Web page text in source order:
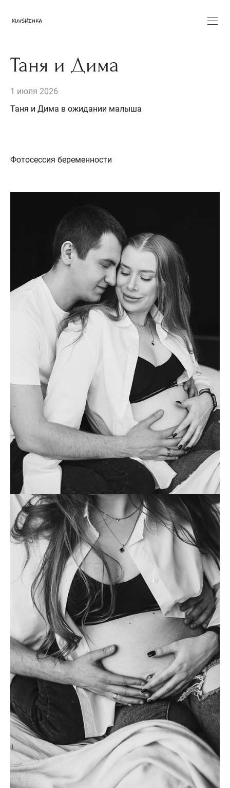
Таня и Дима
1 июля 2026
Таня и Дима в ожидании малыша
Фотосессия беременности